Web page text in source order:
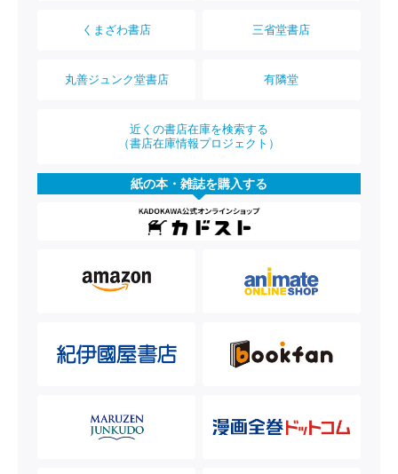
くまざわ書店 三省堂書店
丸善ジュンク堂書店 有隣堂
近くの書店在庫を検索する
（書店在庫情報プロジェクト）
紙の本・雑誌を購入する